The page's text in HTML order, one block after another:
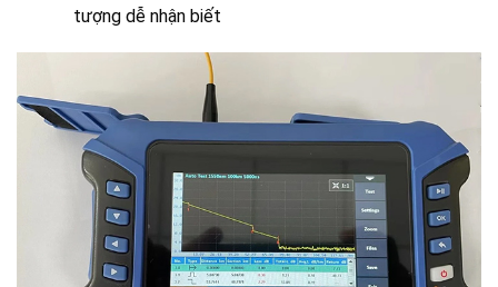
tượng dễ nhận biết